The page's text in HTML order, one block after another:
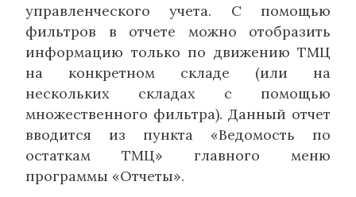
управленческого учета. С помощью
фильтров в отчете можно отобразить
информацию только по движению ТМЦ
на конкретном складе (или на
нескольких складах с помощью
множественного фильтра). Данный отчет
вводится из пункта «Ведомость по
остаткам ТМЦ» главного меню
программы «Отчеты».